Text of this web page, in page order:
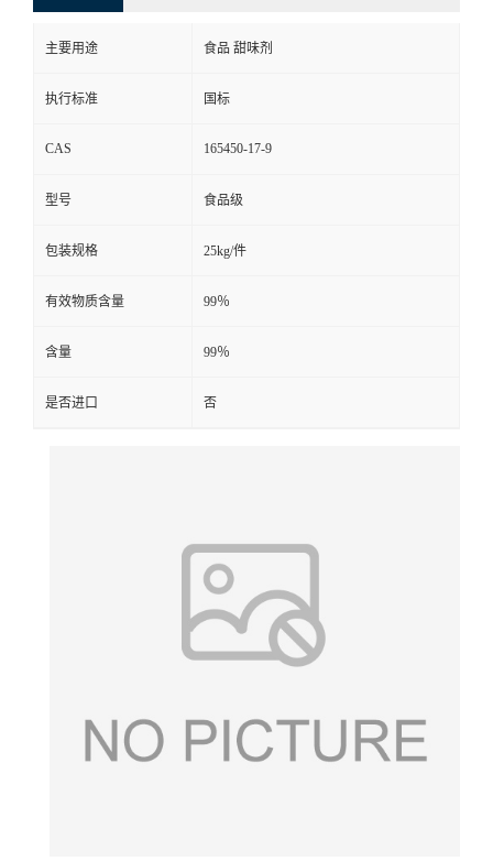
主要用途 食品 甜味剂
执行标准 国标
CAS 165450-17-9
型号 食品级
包装规格 25kg/件
有效物质含量 99％
含量 99％
是否进口 否